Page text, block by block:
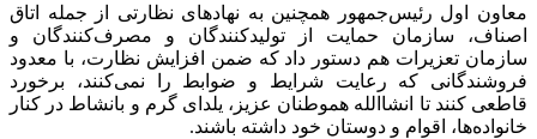
معاون اول رئیس‌جمهور همچنین به نهادهای نظارتی از جمله اتاق
اصناف، سازمان حمایت از تولیدکنندگان و مصرف‌کنندگان و
سازمان تعزیرات هم دستور داد که ضمن افزایش نظارت، با معدود
فروشندگانی که رعایت شرایط و ضوابط را نمی‌کنند، برخورد
قاطعی کنند تا انشاالله هموطنان عزیز، یلدای گرم و بانشاط در کنار
خانواده‌ها، اقوام و دوستان خود داشته باشند.